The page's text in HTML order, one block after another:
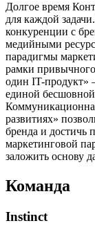
Долгое время
для каждой
конкуренции с
медийными
парадигмы
рамки
один IT-продукт»
единой
развитиях»
бренда и достичь
маркетинговой
заложить основу
Команда
Instinct